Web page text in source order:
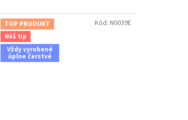
TOP PRODUKT
Náš tip
Vždy vyrobené
úplne čerstvé
Kód: N0039E